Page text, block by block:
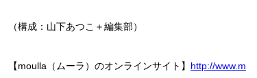
（構成：山下あつこ＋編集部）
【moulla（ムーラ）のオンラインサイト】 http://www.m